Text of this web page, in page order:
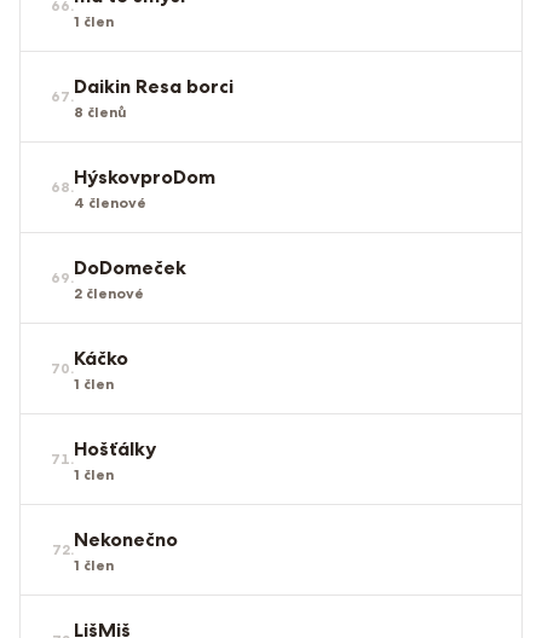
66.
1 člen
67.Daikin Resa borci
8 členů
68.HýskovproDom
4 členové
69.DoDomeček
2 členové
70.Káčko
1 člen
71.Hošťálky
1 člen
72.Nekonečno
1 člen
LišMiš